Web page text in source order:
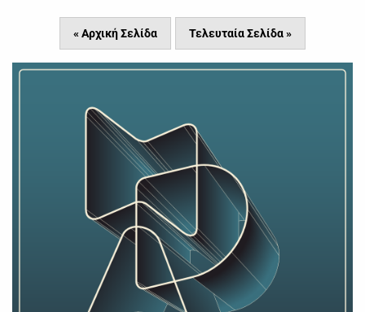
« Αρχική Σελίδα Τελευταία Σελίδα »